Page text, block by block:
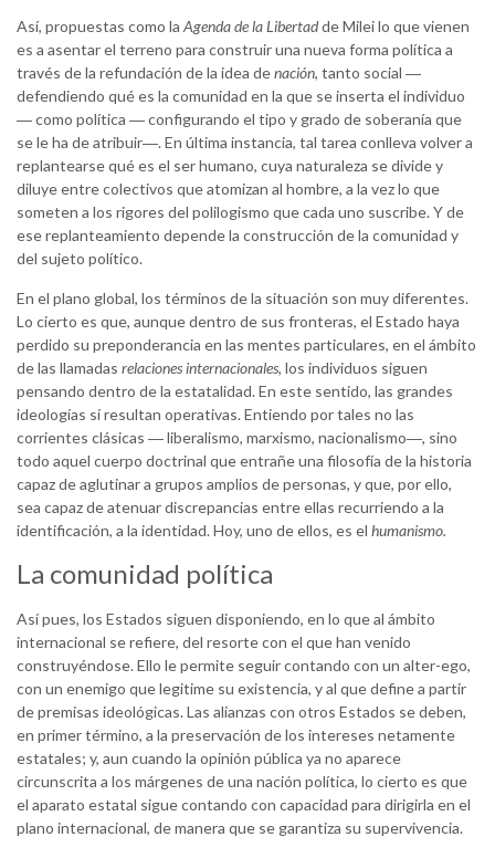
Así, propuestas como la Agenda de la Libertadde Milei lo que vienen
es a asentar el terreno para construir una nueva forma política a
través de la refundación de la idea denación, tanto social ―
defendiendo qué es la comunidad en la que se inserta el individuo
― como política ― configurando el tipo y grado de soberanía que
se le ha de atribuir―. En última instancia, tal tarea conlleva volver a
replantearse qué es el ser humano, cuya naturaleza se divide y
diluye entre colectivos que atomizan al hombre, a la vez lo que
someten a los rigores del polilogismo que cada uno suscribe. Y de
ese replanteamiento depende la construcción de la comunidad y
del sujeto político.
En el plano global, los términos de la situación son muy diferentes.
Lo cierto es que, aunque dentro de sus fronteras, el Estado haya
perdido su preponderancia en las mentes particulares, en el ámbito
de las llamadas relaciones internacionales, los individuos siguen
pensando dentro de la estatalidad. En este sentido, las grandes
ideologías sí resultan operativas. Entiendo por tales no las
corrientes clásicas ― liberalismo, marxismo, nacionalismo―, sino
todo aquel cuerpo doctrinal que entrañe una filosofía de la historia
capaz de aglutinar a grupos amplios de personas, y que, por ello,
sea capaz de atenuar discrepancias entre ellas recurriendo a la
identificación, a la identidad. Hoy, uno de ellos, es el humanismo.
La comunidad política
Así pues, los Estados siguen disponiendo, en lo que al ámbito
internacional se refiere, del resorte con el que han venido
construyéndose. Ello le permite seguir contando con un alter-ego,
con un enemigo que legitime su existencia, y al que define a partir
de premisas ideológicas. Las alianzas con otros Estados se deben,
en primer término, a la preservación de los intereses netamente
estatales; y, aun cuando la opinión pública ya no aparece
circunscrita a los márgenes de una nación política, lo cierto es que
el aparato estatal sigue contando con capacidad para dirigirla en el
plano internacional, de manera que se garantiza su supervivencia.